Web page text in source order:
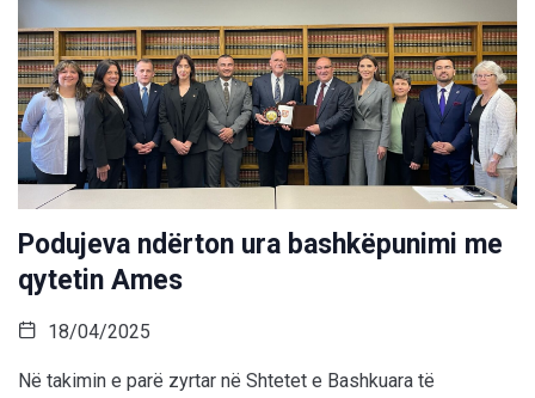
Podujeva ndërton ura bashkëpunimi me
qytetin Ames
18/04/2025
Në takimin e parë zyrtar në Shtetet e Bashkuara të